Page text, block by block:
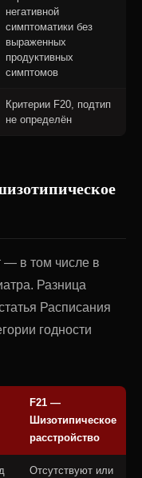
негативной
симптоматики без
выраженных
продуктивных
симптомов
Критерии F20, подтип
не определён
— в том числе в
Разница
Расписания
годности
F21 —
Шизотипическое
расстройство
Отсутствуют или